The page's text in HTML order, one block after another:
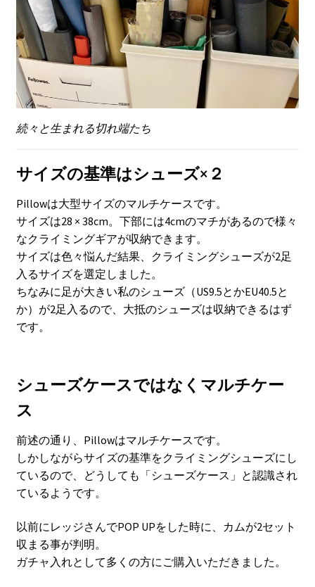
続々と生まれる切れ端たち
サイズの基準はシューズ×２
Pillowは大型サイズのマルチケースです。
サイズは28 × 38cm。下部には4cmのマチがあるので様々
なクライミングギアが収納できます。
サイズは色々悩んだ結果、クライミングシューズが2足
入るサイズを選定しました。
ちなみに足が大きい私のシューズ（US9.5とかEU40.5と
か）が2足入るので、大抵のシューズは収納できるはず
です。
シューズケースではなくマルチケー
ス
前述の通り、Pillowはマルチケースです。
しかしながらサイズの基準をクライミングシューズにし
ているので、どうしても「シューズケース」と認識され
ているようです。
以前にレッジさんでPOP UPをした時に、カムが2セット
収まる事が判明。
ガチャ入れとして多くの方にご購入いただきました。